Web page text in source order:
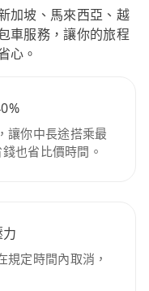
加坡、馬來西亞、越
車服務，讓你的旅程
心。
讓你中長途搭乘最
也省比價時間。
規定時間內取消，